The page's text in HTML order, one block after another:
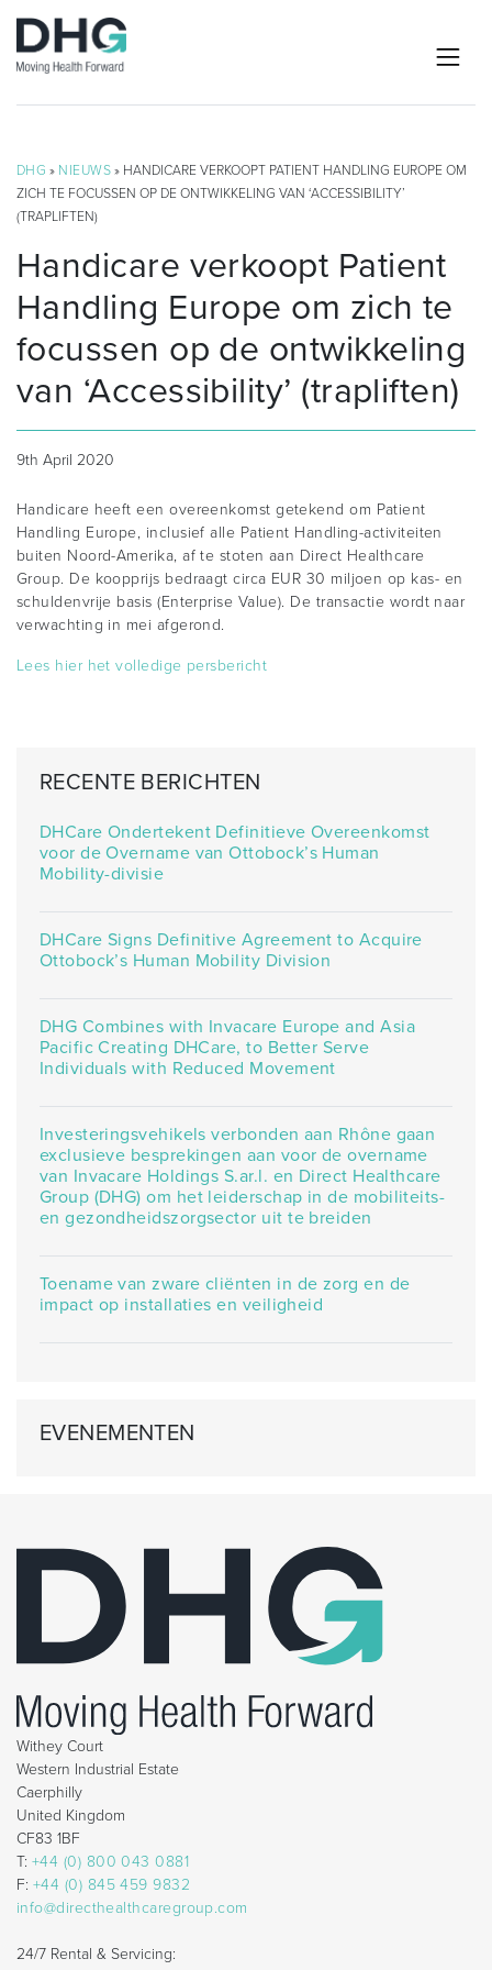
DHG » NIEUWS » HANDICARE VERKOOPT PATIENT HANDLING EUROPE OM
ZICH TE FOCUSSEN OP DE ONTWIKKELING VAN ‘ACCESSIBILITY’
(TRAPLIFTEN)
Handicare verkoopt Patient
Handling Europe om zich te
focussen op de ontwikkeling
van ‘Accessibility’ (trapliften)
9th April 2020
Handicare heeft een overeenkomst getekend om Patient
Handling Europe, inclusief alle Patient Handling-activiteiten
buiten Noord-Amerika, af te stoten aan Direct Healthcare
Group. De koopprijs bedraagt ​​circa EUR 30 miljoen op kas- en
schuldenvrije basis (Enterprise Value). De transactie wordt naar
verwachting in mei afgerond.
Lees hier het volledige persbericht
RECENTE BERICHTEN
DHCare Ondertekent Definitieve Overeenkomst
voor de Overname van Ottobock’s Human
Mobility-divisie
DHCare Signs Definitive Agreement to Acquire
Ottobock’s Human Mobility Division
DHG Combines with Invacare Europe and Asia
Pacific Creating DHCare, to Better Serve
Individuals with Reduced Movement
Investeringsvehikels verbonden aan Rhône gaan
exclusieve besprekingen aan voor de overname
van Invacare Holdings S.ar.l. en Direct Healthcare
Group (DHG) om het leiderschap in de mobiliteits-
en gezondheidszorgsector uit te breiden
Toename van zware cliënten in de zorg en de
impact op installaties en veiligheid
EVENEMENTEN
Withey Court
Western Industrial Estate
Caerphilly
United Kingdom
CF83 1BF
T: +44 (0) 800 043 0881
F: +44 (0) 845 459 9832
info@directhealthcaregroup.com
24/7 Rental & Servicing: